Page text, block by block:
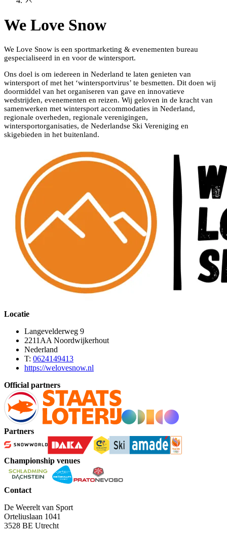
We Love Snow
We Love Snow is een sportmarketing & evenementen bureau
gespecialiseerd in en voor de wintersport.
Ons doel is om iedereen in Nederland te laten genieten van
wintersport of met het ‘wintersportvirus’ te besmetten. Dit doen wij
doormiddel van het organiseren van gave en innovatieve
wedstrijden, evenementen en reizen. Wij geloven in de kracht van
samenwerken met wintersport accommodaties in Nederland,
regionale overheden, regionale verenigingen,
wintersportorganisaties, de Nederlandse Ski Vereniging en
skigebieden in het buitenland.
Locatie
Langevelderweg 9
2211AA Noordwijkerhout
Nederland
T: 0624149413
https://welovesnow.nl
Official partners
Partners
Championship venues
Contact
De Weerelt van Sport
Orteliuslaan 1041
3528 BE Utrecht